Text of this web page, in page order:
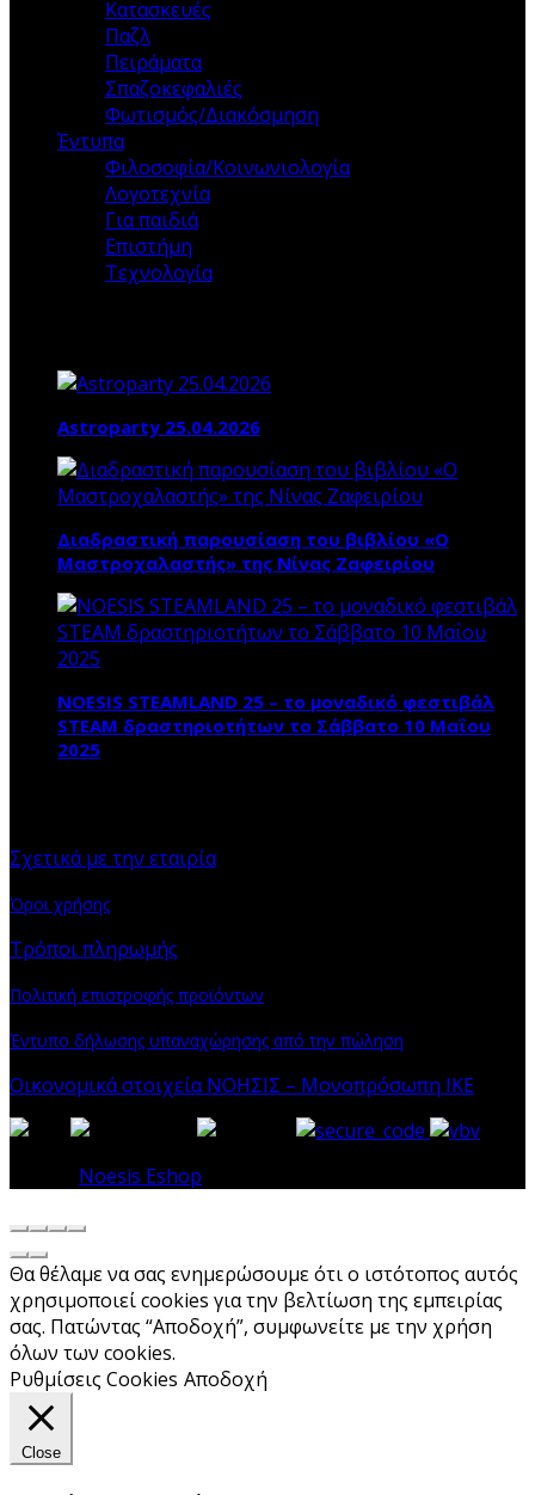
Κατασκευές
Παζλ
Πειράματα
Σπαζοκεφαλιές
Φωτισμός/Διακόσμηση
Έντυπα
Φιλοσοφία/Κοινωνιολογία
Λογοτεχνία
Για παιδιά
Επιστήμη
Τεχνολογία
Astroparty 25.04.2026
Διαδραστική παρουσίαση του βιβλίου «Ο
Μαστροχαλαστής» της Νίνας Ζαφειρίου
NOESIS STEAMLAND 25 – το μοναδικό φεστιβάλ
STEAM δραστηριοτήτων το Σάββατο 10 Μαΐου
2025
Σχετικά με την εταιρία
Όροι χρήσης
Τρόποι πληρωμής
Πολιτική επιστροφής προϊόντων
Έντυπο δήλωσης υπαναχώρησης από την πώληση
Οικονομικά στοιχεία ΝΟΗΣΙΣ – Μονοπρόσωπη ΙΚΕ
Noesis Eshop
Θα θέλαμε να σας ενημερώσουμε ότι ο ιστότοπος αυτός
χρησιμοποιεί cookies για την βελτίωση της εμπειρίας
σας. Πατώντας “Αποδοχή”, συμφωνείτε με την χρήση
όλων των cookies.
Ρυθμίσεις Cookies Αποδοχή
Close